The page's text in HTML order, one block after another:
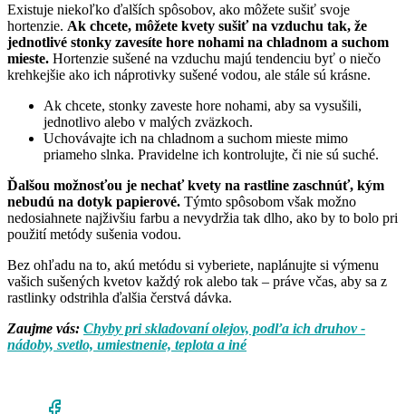
Existuje niekoľko ďalších spôsobov, ako môžete sušiť svoje
hortenzie. Ak chcete, môžete kvety sušiť na vzduchu tak, že
jednotlivé stonky zavesíte hore nohami na chladnom a suchom
mieste. Hortenzie sušené na vzduchu majú tendenciu byť o niečo
krehkejšie ako ich náprotivky sušené vodou, ale stále sú krásne.
Ak chcete, stonky zaveste hore nohami, aby sa vysušili,
jednotlivo alebo v malých zväzkoch.
Uchovávajte ich na chladnom a suchom mieste mimo
priameho slnka. Pravidelne ich kontrolujte, či nie sú suché.
Ďalšou možnosťou je nechať kvety na rastline zaschnúť, kým
nebudú na dotyk papierové. Týmto spôsobom však možno
nedosiahnete najživšiu farbu a nevydržia tak dlho, ako by to bolo pri
použití metódy sušenia vodou.
Bez ohľadu na to, akú metódu si vyberiete, naplánujte si výmenu
vašich sušených kvetov každý rok alebo tak – práve včas, aby sa z
rastlinky odstrihla ďalšia čerstvá dávka.
Zaujme vás: Chyby pri skladovaní olejov, podľa ich druhov -
nádoby, svetlo, umiestnenie, teplota a iné